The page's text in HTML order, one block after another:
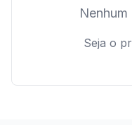
Seja o